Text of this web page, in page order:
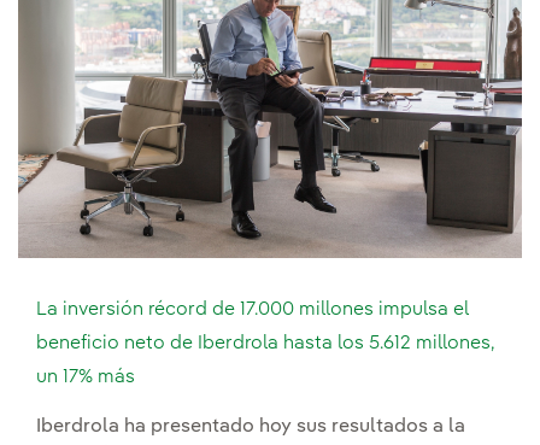
La inversión récord de 17.000 millones impulsa el
beneficio neto de Iberdrola hasta los 5.612 millones,
un 17% más
Iberdrola ha presentado hoy sus resultados a la